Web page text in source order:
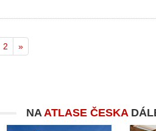
2 »
NAATLASE ČESKA